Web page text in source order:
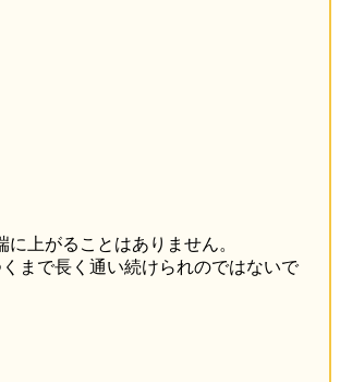
上がることはありません。
まで長く通い続けられのではないで